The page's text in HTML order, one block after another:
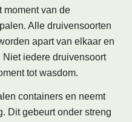
moment van de
Alle druivensoorten
apart van elkaar en
iedere druivensoort
tot wasdom.
containers en neemt
Dit gebeurt onder streng